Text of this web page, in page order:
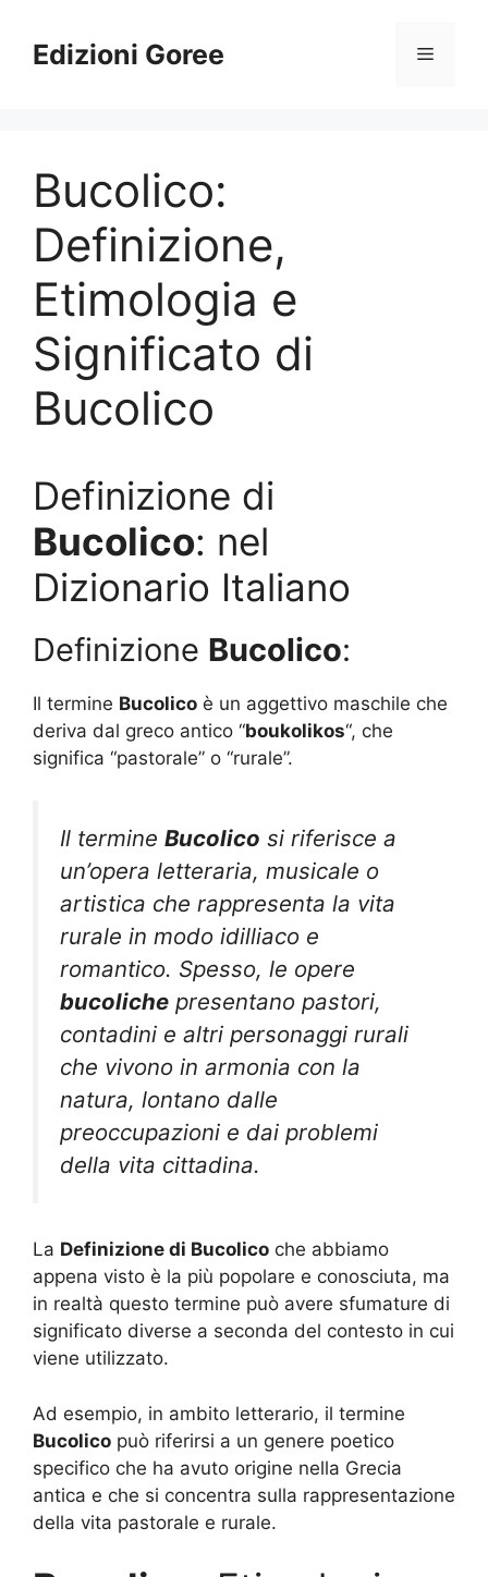
contenuto
Edizioni Goree Menu
Bucolico:
Definizione,
Etimologia e
Significato di
Bucolico
Definizione di
Bucolico: nel
Dizionario Italiano
Definizione Bucolico:
Il termine Bucolico è un aggettivo maschile che
deriva dal greco antico “boukolikos“, che
significa “pastorale” o “rurale”.
Il termine Bucolico si riferisce a
un’opera letteraria, musicale o
artistica che rappresenta la vita
rurale in modo idilliaco e
romantico. Spesso, le opere
bucoliche presentano pastori,
contadini e altri personaggi rurali
che vivono in armonia con la
natura, lontano dalle
preoccupazioni e dai problemi
della vita cittadina.
La Definizione di Bucolico che abbiamo
appena visto è la più popolare e conosciuta, ma
in realtà questo termine può avere sfumature di
significato diverse a seconda del contesto in cui
viene utilizzato.
Ad esempio, in ambito letterario, il termine
Bucolico può riferirsi a un genere poetico
specifico che ha avuto origine nella Grecia
antica e che si concentra sulla rappresentazione
della vita pastorale e rurale.